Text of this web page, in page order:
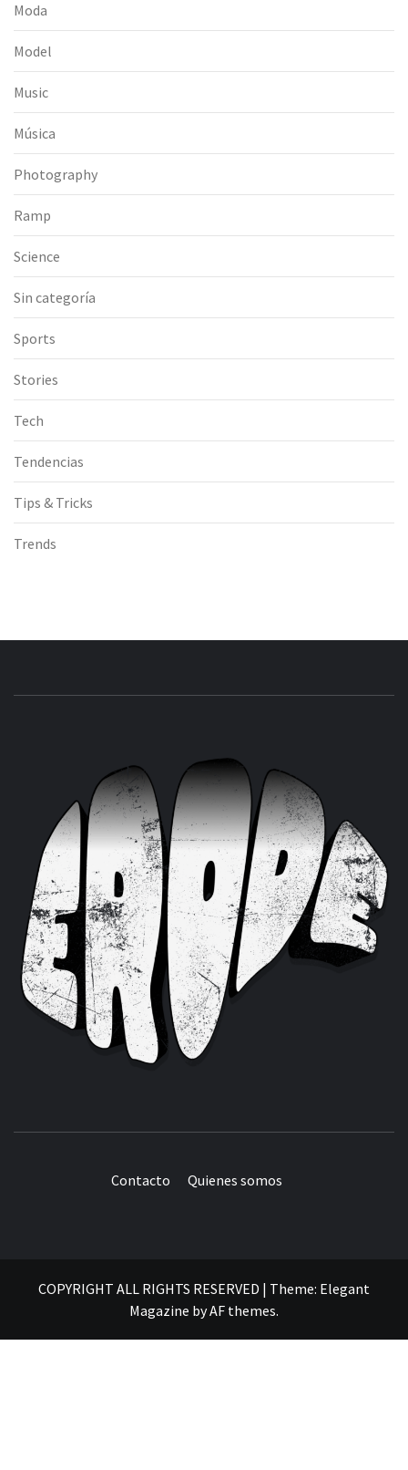
Moda
Model
Music
Música
Photography
Ramp
Science
Sin categoría
Sports
Stories
Tech
Tendencias
Tips & Tricks
Trends
Contacto Quienes somos
COPYRIGHT ALL RIGHTS RESERVED | Theme: Elegant
Magazine byAF themes.